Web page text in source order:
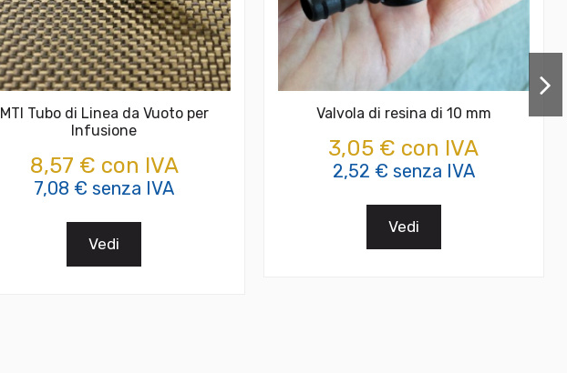
MTI Tubo di Linea da Vuoto per
Infusione
8,57 € con IVA
7,08 € senza IVA
Vedi
Valvola di resina di 10 mm
3,05 € con IVA
2,52 € senza IVA
Vedi